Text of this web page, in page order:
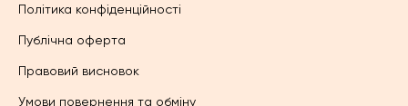
Політика конфіденційності
Публічна оферта
Правовий висновок
Умови повернення та обміну